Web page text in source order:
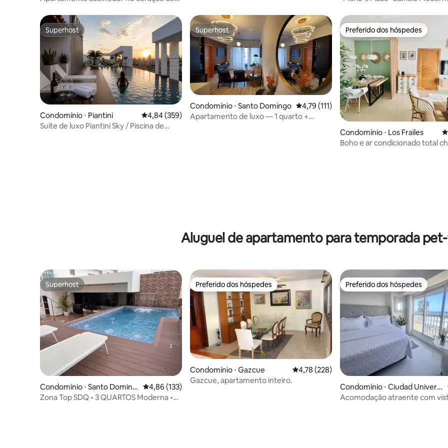
Superhost
Superhost
Condomínio ⋅ Piantini 4,84 de uma avaliação média de 5, 359 avaliações
4,84 (359)
Suíte de luxo Piantini Sky / Piscina de
Superhost
Superhost
Condomínio ⋅ Santo Domingo 4,79 de uma avaliação média de 5, 111
4,79 (111)
Apartamento de luxo — 1 quarto +
Preferido dos hóspedes
Preferido dos hóspedes
Condomínio ⋅ Los Frailes
Boho e ar condicionado total
Aluguel de apartamento para temporada
Superhost
Superhost
Condomínio ⋅ Santo Doming
o
4,86 de uma avaliação média de 5, 133 avaliações
4,86 (133)
Zona Top SDQ • 3 QUARTOS Moderna •
Preferido dos hóspedes
Preferido dos hóspedes
Condomínio ⋅ Gazcue 4,78 de uma avaliação média de 5, 228
4,78 (228)
Gazcue, apartamento inteiro.
Preferido dos hóspedes
Preferido dos hóspedes
Condomínio ⋅ Ciudad Universi
taria
Acomodação atraente com